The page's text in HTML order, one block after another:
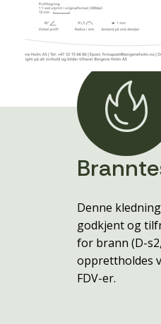
Denne
godkjent og
for brann (D-
opprettholdes
FDV-er.